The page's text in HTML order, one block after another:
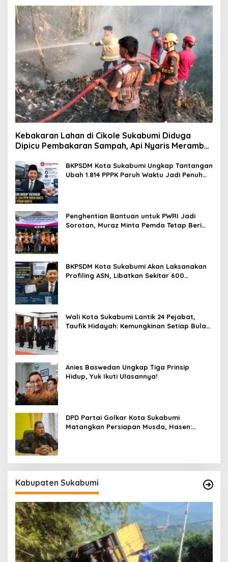
Kebakaran Lahan di Cikole Sukabumi Diduga
Dipicu Pembakaran Sampah, Api Nyaris Merambat
BKPSDM Kota Sukabumi Ungkap Tantangan
Ubah 1.814 PPPK Paruh Waktu Jadi Penuh
Penghentian Bantuan untuk PWRI Jadi
Sorotan, Muraz Minta Pemda Tetap Beri
BKPSDM Kota Sukabumi Akan Laksanakan
Profiling ASN, Libatkan Sekitar 600
Wali Kota Sukabumi Lantik 24 Pejabat,
Taufik Hidayah: Kemungkinan Setiap Bulan
Anies Baswedan Ungkap Tiga Prinsip
Hidup, Yuk Ikuti Ulasannya!
DPD Partai Golkar Kota Sukabumi
Matangkan Persiapan Musda, Hasen:
Kabupaten Sukabumi